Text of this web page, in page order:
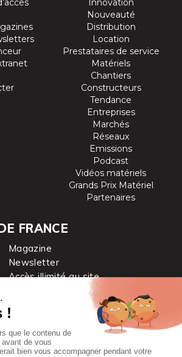
Nouveauté
Distribution
Location
Prestataires de service
Matériels
Chantiers
Constructeurs
Tendance
Entreprises
Marchés
Réseaux
Emissions
Podcast
Vidéos matériels
Grands Prix Matériel
Partenaires
FRANCE
Magazine
Newsletter
Accès illimité au site